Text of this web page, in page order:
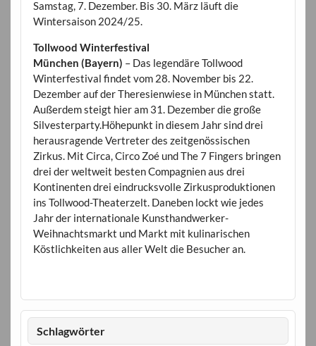
Samstag, 7. Dezember. Bis 30. März läuft die
Wintersaison 2024/25.
Tollwood Winterfestival
München (Bayern) – Das legendäre Tollwood
Winterfestival findet vom 28. November bis 22.
Dezember auf der Theresienwiese in München statt.
Außerdem steigt hier am 31. Dezember die große
Silvesterparty.Höhepunkt in diesem Jahr sind drei
herausragende Vertreter des zeitgenössischen
Zirkus. Mit Circa, Circo Zoé und The 7 Fingers bringen
drei der weltweit besten Compagnien aus drei
Kontinenten drei eindrucksvolle Zirkusproduktionen
ins Tollwood-Theaterzelt. Daneben lockt wie jedes
Jahr der internationale Kunsthandwerker-
Weihnachtsmarkt und Markt mit kulinarischen
Köstlichkeiten aus aller Welt die Besucher an.
Schlagwörter